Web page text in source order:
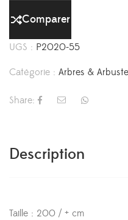
Comparer
UGS : P2020-55
Catégorie : Arbres &
Share:
Description
Taille : 200 / + cm